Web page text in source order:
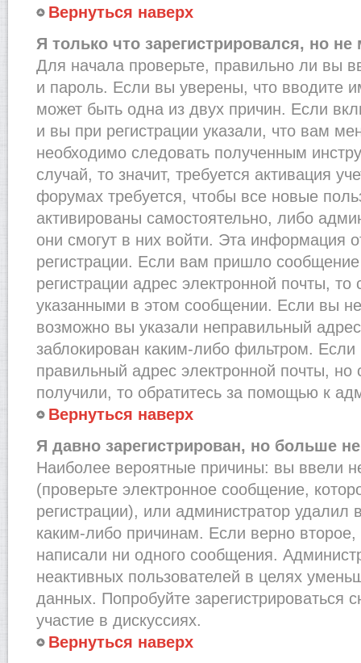
Вернуться наверх
Я только что зарегистрировался, но не
Для начала проверьте, правильно ли вы
и пароль. Если вы уверены, что вводите
может быть одна из двух причин. Если
и вы при регистрации указали, что вам
необходимо следовать полученным
случай, то значит, требуется активация
форумах требуется, чтобы все новые
активированы самостоятельно, либо
они смогут в них войти. Эта информация
регистрации. Если вам пришло
регистрации адрес электронной почты, то
указанными в этом сообщении. Если вы
возможно вы указали неправильный
заблокирован каким-либо фильтром.
правильный адрес электронной почты, но
получили, то обратитесь за помощью к
Вернуться наверх
Я давно зарегистрирован, но больше
Наиболее вероятные причины: вы ввели
(проверьте электронное сообщение,
регистрации), или администратор удалил
каким-либо причинам. Если верно
написали ни одного сообщения.
неактивных пользователей в целях
данных. Попробуйте зарегистрироваться
участие в дискуссиях.
Вернуться наверх